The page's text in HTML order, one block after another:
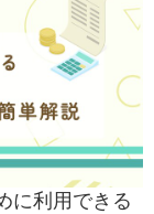
に利用できる